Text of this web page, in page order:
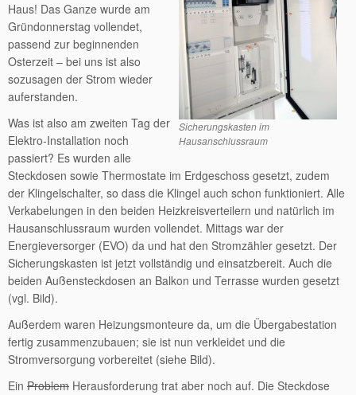
Sicherungskasten im
Hausanschlussraum
Haus! Das Ganze wurde am
Gründonnerstag vollendet,
passend zur beginnenden
Osterzeit – bei uns ist also
sozusagen der Strom wieder
auferstanden.
Was ist also am zweiten Tag der
Elektro-Installation noch
passiert? Es wurden alle
Steckdosen sowie Thermostate im Erdgeschoss gesetzt, zudem
der Klingelschalter, so dass die Klingel auch schon funktioniert. Alle
Verkabelungen in den beiden Heizkreisverteilern und natürlich im
Hausanschlussraum wurden vollendet. Mittags war der
Energieversorger (EVO) da und hat den Stromzähler gesetzt. Der
Sicherungskasten ist jetzt vollständig und einsatzbereit. Auch die
beiden Außensteckdosen an Balkon und Terrasse wurden gesetzt
(vgl. Bild).
Außerdem waren Heizungsmonteure da, um die Übergabestation
fertig zusammenzubauen; sie ist nun verkleidet und die
Stromversorgung vorbereitet (siehe Bild).
Ein Problem Herausforderung trat aber noch auf. Die Steckdose